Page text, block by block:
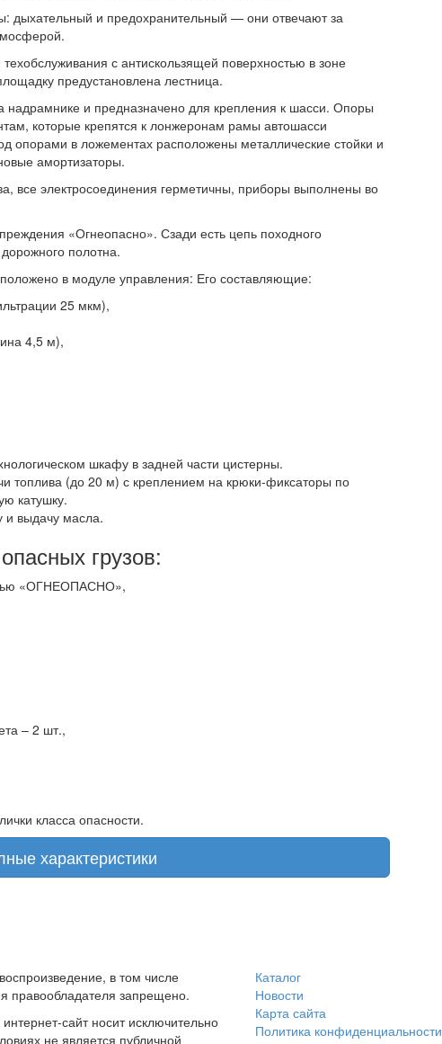
дыхательный и предохранительный — они отвечают за
с антискользящей поверхностью в зоне
предустановлена лестница.
и предназначено для крепления к шасси. Опоры
которые крепятся к лонжеронам рамы автошасси
опорами в ложементах расположены металлические стойки и
амортизаторы.
все электросоединения герметичны, приборы выполнены во
«Огнеопасно». Сзади есть цепь походного
полотна.
в модуле управления: Его составляющие:
25 мкм),
4,5 м),
шкафу в задней части цистерны.
топлива (до 20 м) с креплением на крюки-фиксаторы по
катушку.
и выдачу масла.
грузов:
«ОГНЕОПАСНО»,
– 2 шт.,
класса опасности.
характеристики
в том числе
правообладателя запрещено.
сайт носит исключительно
не является публичной
Каталог
Новости
Карта сайта
Политика конфиденциальности